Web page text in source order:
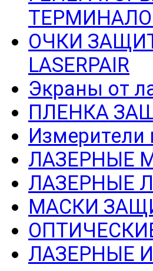
ОЧКИ
LASERPAIR
Экраны от
ПЛЕНКА
Измерители
ЛАЗЕРНЫЕ
ЛАЗЕРНЫЕ
МАСКИ
ЛАЗЕРНЫЕ